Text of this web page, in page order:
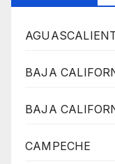
BAJA
BAJA
CAMPECHE